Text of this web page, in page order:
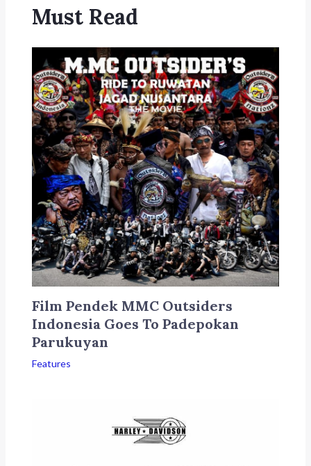
Must Read
Film Pendek MMC Outsiders
Indonesia Goes To Padepokan
Parukuyan
Features